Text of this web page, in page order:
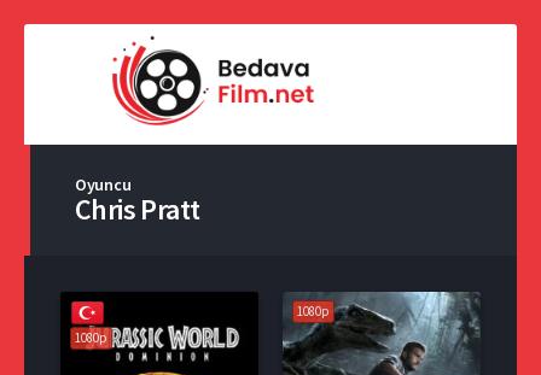
Oyuncu
Chris Pratt
1080p
1080p